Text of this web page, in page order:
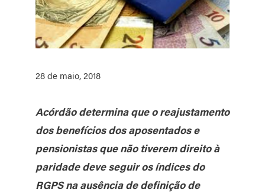
28 de maio, 2018
Acórdão determina que o reajustamento
dos benefícios dos aposentados e
pensionistas que não tiverem direito à
paridade deve seguir os índices do
RGPS na ausência de definição de